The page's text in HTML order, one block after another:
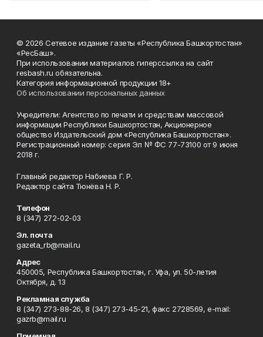
© 2026 Сетевое издание газеты «Республика Башкортостан»
«РесБаш».
При использовании материалов гиперссылка на сайт
resbash.ru обязательна.
Категория информационной продукции 18+
Об использовании персональных данных
Учредители: Агентство по печати и средствам массовой
информации Республики Башкортостан, Акционерное
общество Издательский дом «Республика Башкортостан».
Регистрационный номер: серия Эл № ФС 77-73100 от 9 июня
2018 г.
Главный редактор Набиева Г. Р.
Редактор сайта Тюнёва Н. Р.
Телефон
8 (347) 272-02-03
Эл. почта
gazeta_rb@mail.ru
Адрес
450005, Республика Башкортостан, г. Уфа, ул. 50-летия
Октября, д. 13
Рекламная служба
8 (347) 273-88-26, 8 (347) 273-45-21, факс 2728569, e-mail:
gazrb@mail.ru